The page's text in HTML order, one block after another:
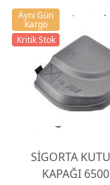
SİGORTA
KAPAĞI
Aynı Gün
Kargo
Kritik Stok